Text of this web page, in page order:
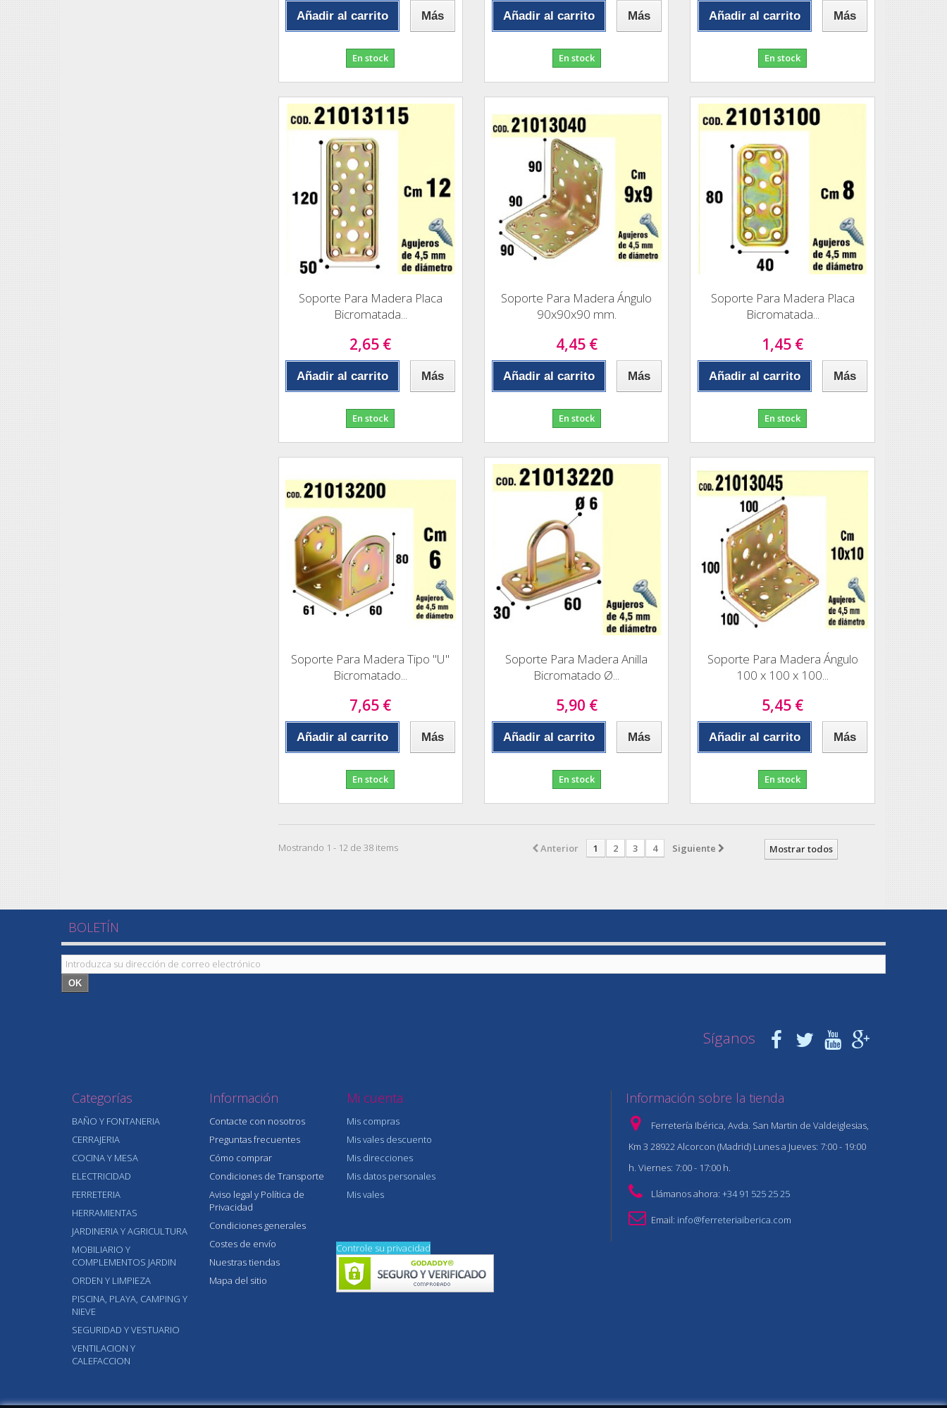
Añadir al carrito Más
En stock
Añadir al carrito Más
En stock
Añadir al carrito Más
En stock
Soporte Para Madera Placa
Bicromatada...
2,65 €
Añadir al carrito Más
En stock
Soporte Para Madera Ángulo
90x90x90 mm.
4,45 €
Añadir al carrito Más
En stock
Soporte Para Madera Placa
Bicromatada...
1,45 €
Añadir al carrito Más
En stock
Soporte Para Madera Tipo "U"
Bicromatado...
7,65 €
Añadir al carrito Más
En stock
Soporte Para Madera Anilla
Bicromatado Ø...
5,90 €
Añadir al carrito Más
En stock
Soporte Para Madera Ángulo
100 x 100 x 100...
5,45 €
Añadir al carrito Más
En stock
Mostrar todos
Anterior 1 2 3 4 Siguiente
Mostrando 1 - 12 de 38 items
BOLETÍN
OK
Síganos
Categorías
BAÑO Y FONTANERIA
CERRAJERIA
COCINA Y MESA
ELECTRICIDAD
FERRETERIA
HERRAMIENTAS
JARDINERIA Y AGRICULTURA
MOBILIARIO Y
COMPLEMENTOS JARDIN
ORDEN Y LIMPIEZA
PISCINA, PLAYA, CAMPING Y
NIEVE
SEGURIDAD Y VESTUARIO
VENTILACION Y
CALEFACCION
Información
Contacte con nosotros
Preguntas frecuentes
Cómo comprar
Condiciones de Transporte
Aviso legal y Política de
Privacidad
Condiciones generales
Costes de envío
Nuestras tiendas
Mapa del sitio
Mi cuenta
Mis compras
Mis vales descuento
Mis direcciones
Mis datos personales
Mis vales
Información sobre la tienda
Ferretería Ibérica, Avda. San Martin de Valdeiglesias,
Km 3 28922 Alcorcon (Madrid) Lunes a Jueves: 7:00 - 19:00
h. Viernes: 7:00 - 17:00 h.
Llámanos ahora: +34 91 525 25 25
Email: info@ferreteriaiberica.com
Controle su privacidad